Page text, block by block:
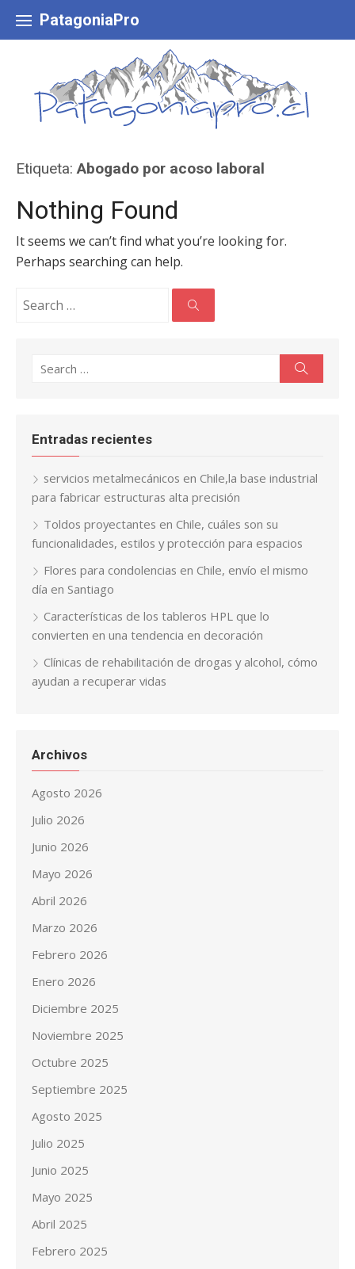
content
PatagoniaPro
Etiqueta:Abogado por acoso laboral
Nothing Found
It seems we can’t find what you’re looking for.
Perhaps searching can help.
for:
Search
for:
Entradas recientes
servicios metalmecánicos en Chile,la base industrial
para fabricar estructuras alta precisión
Toldos proyectantes en Chile, cuáles son su
funcionalidades, estilos y protección para espacios
Flores para condolencias en Chile, envío el mismo
día en Santiago
Características de los tableros HPL que lo
convierten en una tendencia en decoración
Clínicas de rehabilitación de drogas y alcohol, cómo
ayudan a recuperar vidas
Archivos
Agosto 2026
Julio 2026
Junio 2026
Mayo 2026
Abril 2026
Marzo 2026
Febrero 2026
Enero 2026
Diciembre 2025
Noviembre 2025
Octubre 2025
Septiembre 2025
Agosto 2025
Julio 2025
Junio 2025
Mayo 2025
Abril 2025
Febrero 2025